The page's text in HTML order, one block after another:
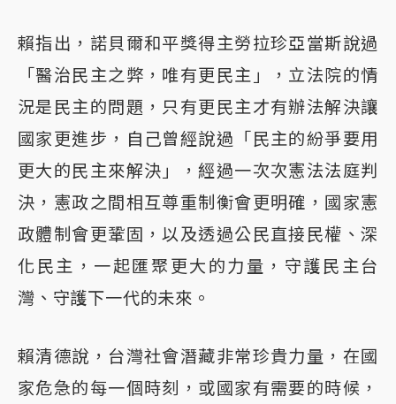
賴指出，諾貝爾和平獎得主勞拉珍亞當斯說過
「醫治民主之弊，唯有更民主」，立法院的情
況是民主的問題，只有更民主才有辦法解決讓
國家更進步，自己曾經說過「民主的紛爭要用
更大的民主來解決」，經過一次次憲法法庭判
決，憲政之間相互尊重制衡會更明確，國家憲
政體制會更鞏固，以及透過公民直接民權、深
化民主，一起匯聚更大的力量，守護民主台
灣、守護下一代的未來。
賴清德說，台灣社會潛藏非常珍貴力量，在國
家危急的每一個時刻，或國家有需要的時候，